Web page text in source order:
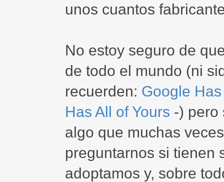
unos cuantos
No estoy seguro de
de todo el mundo (ni
recuerden: Google
Has All of Yours -) pero
algo que muchas
preguntarnos si tienen
adoptamos y, sobre